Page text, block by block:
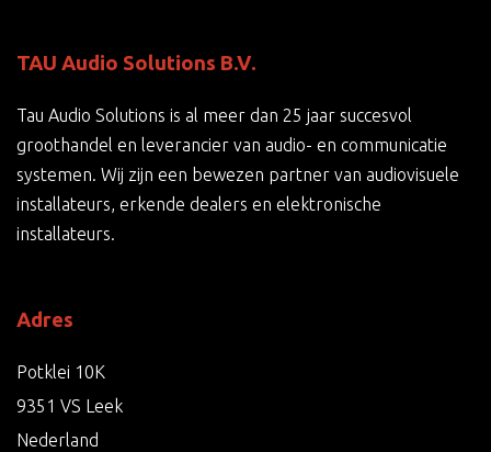
TAU Audio Solutions B.V.
Tau Audio Solutions is al meer dan 25 jaar succesvol
groothandel en leverancier van audio- en communicatie
systemen. Wij zijn een bewezen partner van audiovisuele
installateurs, erkende dealers en elektronische
installateurs.
Adres
Potklei 10K
9351 VS Leek
Nederland